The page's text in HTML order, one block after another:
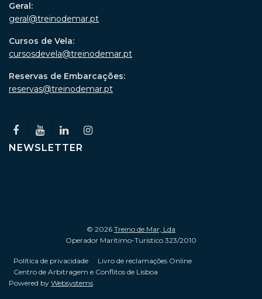
Geral:
geral@treinodemar.pt
Cursos de Vela:
cursosdevela@treinodemar.pt
Reservas de Embarcações:
reservas@treinodemar.pt
NEWSLETTER
© 2026 Treino de Mar, Lda
Operador Marítimo-Turístico 323/2010
Política de privacidade
Livro de reclamações Online
Centro de Arbitragem e Conflitos de Lisboa
Powered by Websystems